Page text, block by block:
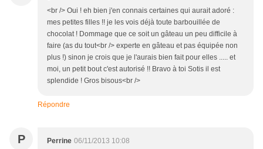
<br /> Oui ! eh bien j'en connais certaines qui aurait adoré :
mes petites filles !! je les vois déjà toute barbouillée de
chocolat ! Dommage que ce soit un gâteau un peu difficile à
faire (as du tout<br /> experte en gâteau et pas équipée non
plus !) sinon je crois que je l'aurais bien fait pour elles ..... et
moi, un petit bout c'est autorisé !! Bravo à toi Sotis il est
splendide ! Gros bisous<br />
Répondre
P Perrine 06/11/2013 10:08